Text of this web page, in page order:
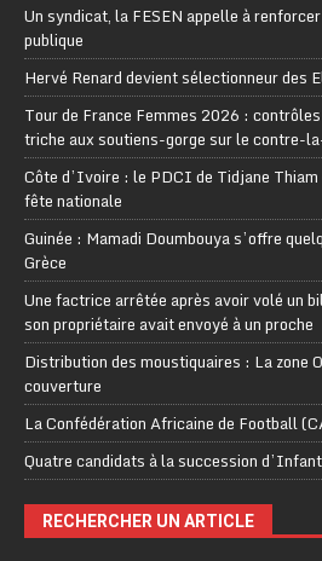
Un syndicat, la FESEN appelle à
publique
Hervé Renard devient sélectionneur des
Tour de France Femmes 2026 :
triche aux soutiens-gorge sur le contre-
Côte d’Ivoire : le PDCI de Tidjane
fête nationale
Guinée : Mamadi Doumbouya s’offre
Grèce
Une factrice arrêtée après avoir volé un
son propriétaire avait envoyé à un proche
Distribution des moustiquaires : La zone
couverture
La Confédération Africaine de Football
Quatre candidats à la succession
RECHERCHER UN ARTICLE